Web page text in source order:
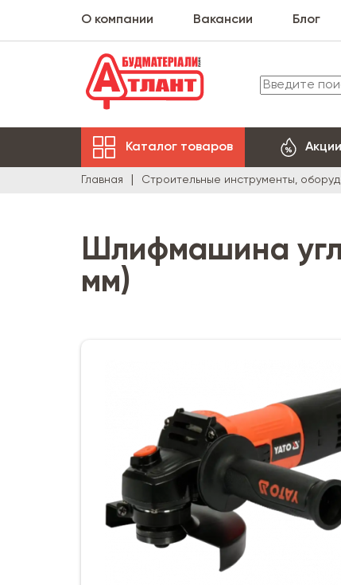
О компании Вакансии Блог
Каталог товаров Акции
Главная Строительные инструменты,
Шлифмашина
мм)